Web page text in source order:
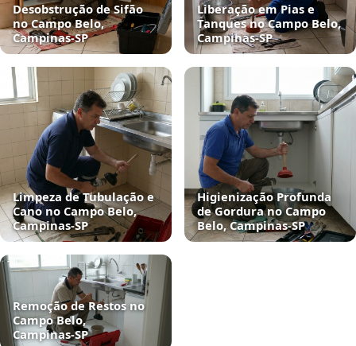
Desobstrução de Sifão
no Campo Belo,
Campinas‑SP
Liberação em Pias e
Tanques no Campo Belo,
Campinas‑SP
Limpeza de Tubulação e
Cano no Campo Belo,
Campinas‑SP
Higienização Profunda
de Gordura no Campo
Belo, Campinas‑SP
Remoção de Restos no
Campo Belo,
Campinas‑SP